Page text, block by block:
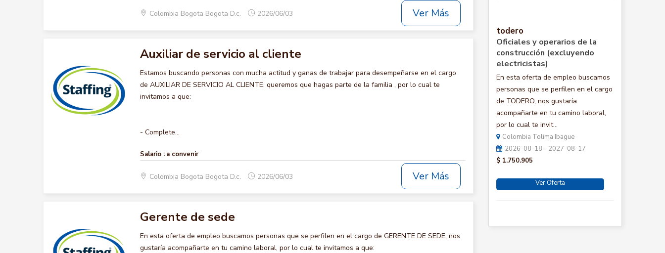
Colombia Bogota Bogota D.c. 2026/06/03 Ver Más
Auxiliar de servicio al cliente
Estamos buscando personas con mucha actitud y ganas de trabajar para desempeñarse en el cargo
de AUXILIAR DE SERVICIO AL CLIENTE, queremos que hagas parte de la familia , por lo cual te
invitamos a que:
- Complete...
Salario : a convenir
Colombia Bogota Bogota D.c. 2026/06/03 Ver Más
Gerente de sede
En esta oferta de empleo buscamos personas que se perfilen en el cargo de GERENTE DE SEDE, nos
gustaría acompañarte en tu camino laboral, por lo cual te invitamos a que:
todero
Oficiales y operarios de la
construcción (excluyendo
electricistas)
En esta oferta de empleo buscamos
personas que se perfilen en el cargo
de TODERO, nos gustaría
acompañarte en tu camino laboral,
por lo cual te invit...
Colombia Tolima Ibague
2026-08-18 - 2027-08-17
$ 1.750.905
Ver Oferta